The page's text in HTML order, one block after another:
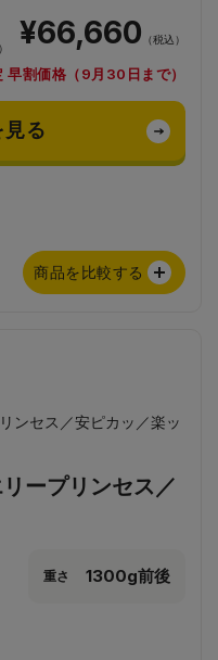
¥66,660 （税込）
早割価格（9月30日まで）
見る
商品を比較する
ープリンセス／
重さ 1300g前後